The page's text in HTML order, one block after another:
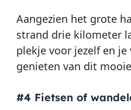
Aangezien het grote
strand drie kilometer
plekje voor jezelf en
genieten van dit
#4 Fietsen of